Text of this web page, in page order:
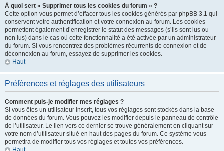
À quoi sert « Supprimer tous les cookies du forum » ?
Cette option vous permet d’effacer tous les cookies générés par phpBB 3.1 qui
conservent votre authentification et votre connexion au forum. Les cookies
permettent également d’enregistrer le statut des messages (s’ils sont lus ou
non lus) dans le cas où cette fonctionnalité a été activée par un administrateur
du forum. Si vous rencontrez des problèmes récurrents de connexion et de
déconnexion au forum, essayez de supprimer les cookies.
Haut
Préférences et réglages des utilisateurs
Comment puis-je modifier mes réglages ?
Si vous êtes un utilisateur inscrit, tous vos réglages sont stockés dans la base
de données du forum. Vous pouvez les modifier depuis le panneau de contrôle
de l’utilisateur. Le lien vers ce dernier se trouve généralement en cliquant sur
votre nom d’utilisateur situé en haut des pages du forum. Ce système vous
permettra de modifier tous vos réglages et toutes vos préférences.
Haut